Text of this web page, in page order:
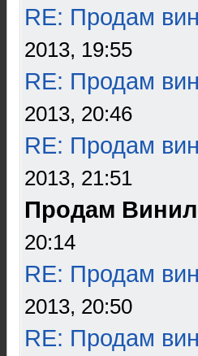
RE: Продам
2013, 19:55
RE: Продам
2013, 20:46
RE: Продам
2013, 21:51
Продам
20:14
RE: Продам
2013, 20:50
RE: Продам